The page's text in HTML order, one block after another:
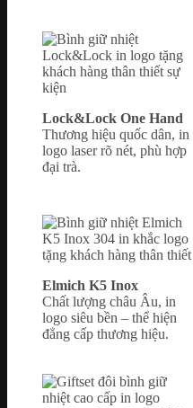
Lock&Lock One Hand
Thương hiệu quốc dân, in
logo laser rõ nét, phù hợp
đại trà.
Elmich K5 Inox
Chất lượng châu Âu, in
logo siêu bền – thể hiện
đẳng cấp thương hiệu.